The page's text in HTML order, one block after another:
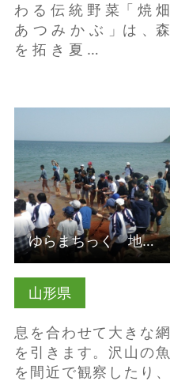
わ る 伝 統 野 菜「 焼 畑
あ つ み か ぶ 」は 、森
を 拓 き 夏 …
山形県
息を合わせて大きな網
を引きます。沢山の魚
を間近で観察したり、
ゆらまちっく 地曳網（山形県鶴岡市）